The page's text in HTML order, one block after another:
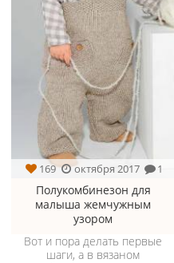
169 октября 2017 1
Полукомбинезон для
малыша жемчужным
узором
Вот и пора делать первые
шаги, а в вязаном